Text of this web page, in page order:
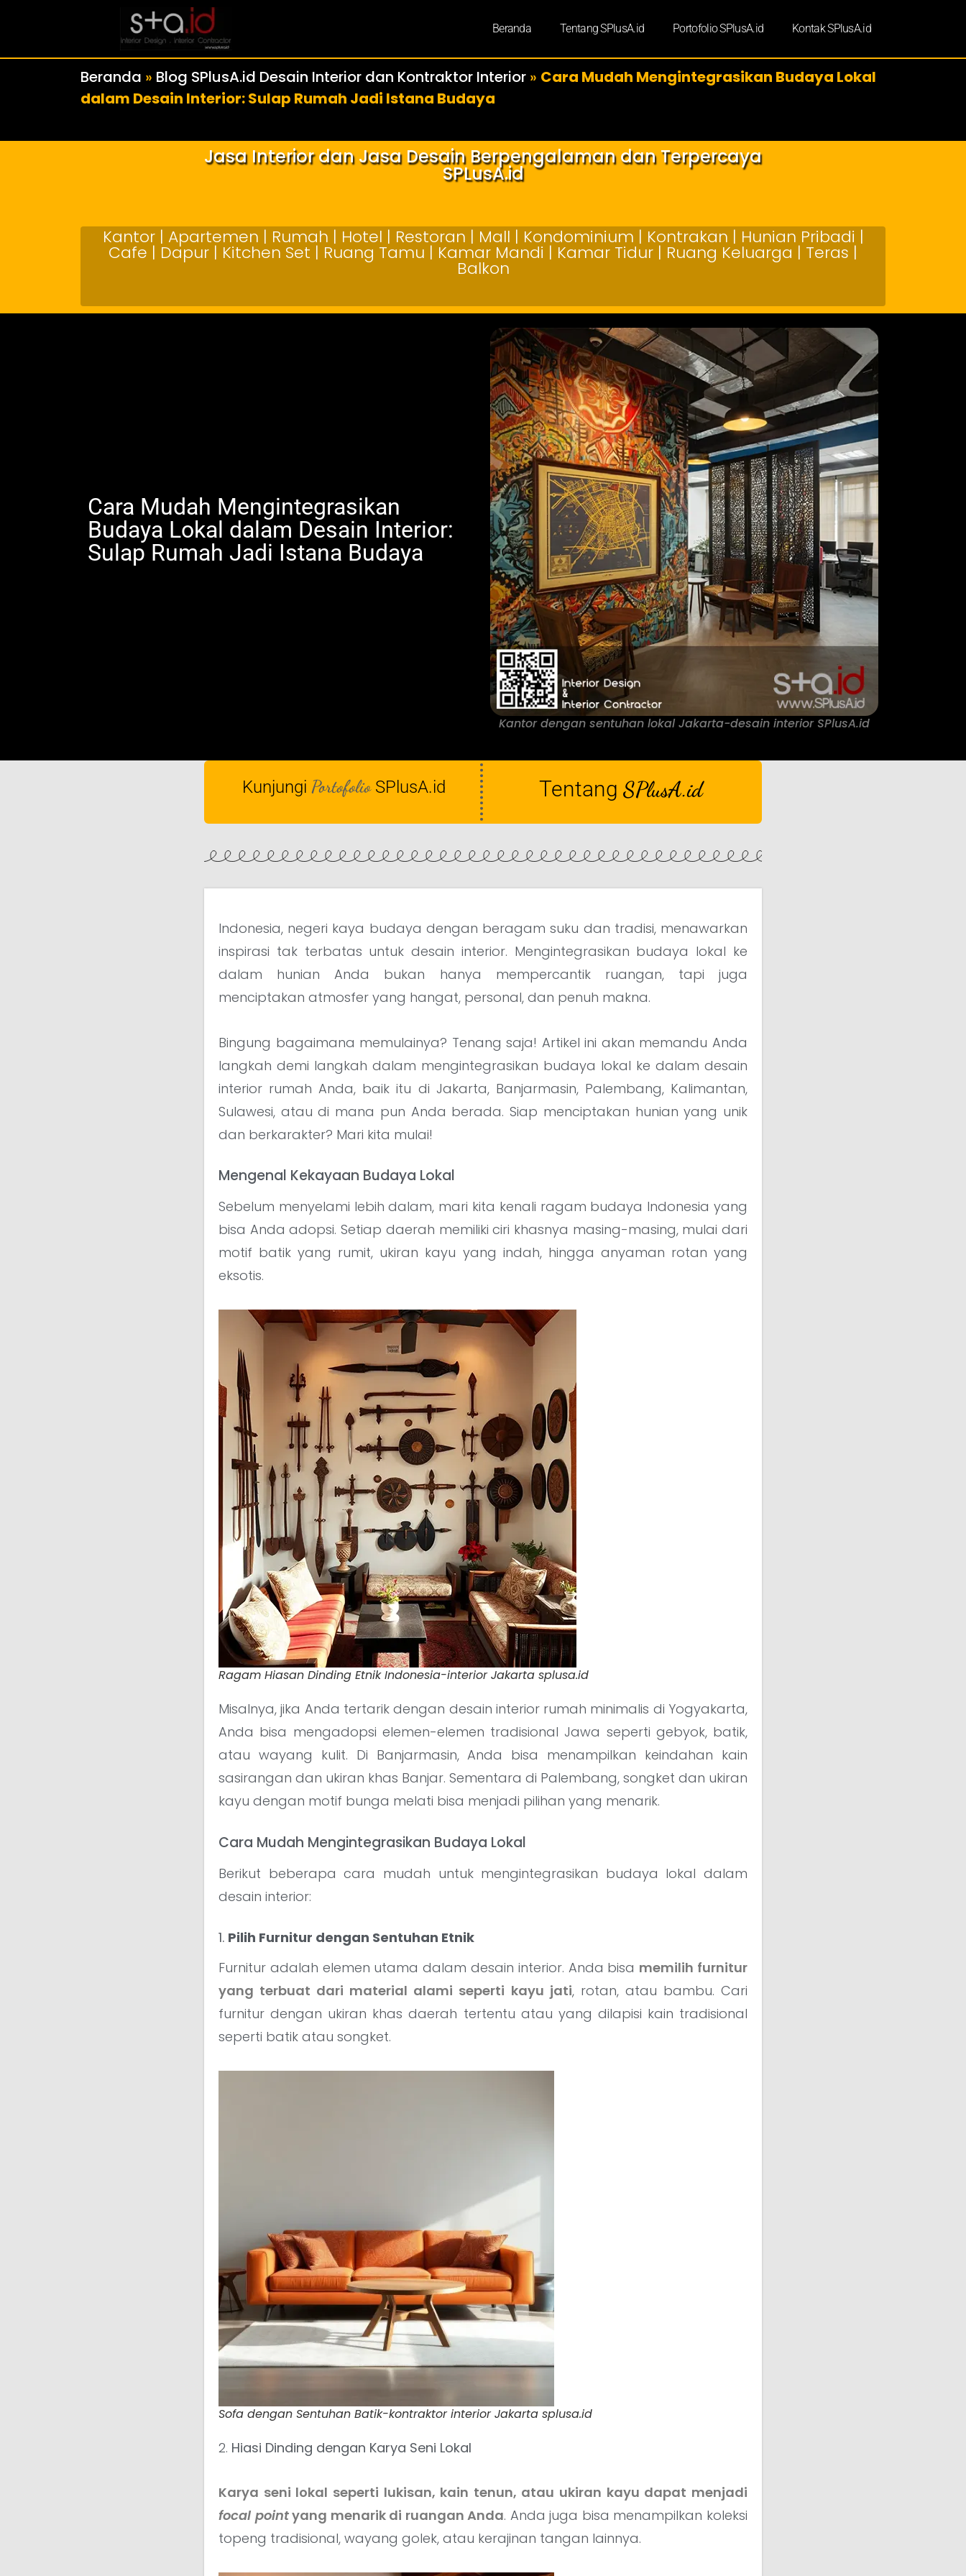
Beranda Tentang SPlusA.id Portofolio SPlusA.id Kontak SPlusA.id
Beranda » Blog SPlusA.id Desain Interior dan Kontraktor Interior » Cara Mudah Mengintegrasikan Budaya Lokal
dalam Desain Interior: Sulap Rumah Jadi Istana Budaya
Jasa Interior dan Jasa Desain Berpengalaman dan Terpercaya
SPLusA.id
Kantor | Apartemen | Rumah | Hotel | Restoran | Mall | Kondominium | Kontrakan | Hunian Pribadi |
Cafe | Dapur | Kitchen Set | Ruang Tamu | Kamar Mandi | Kamar Tidur | Ruang Keluarga | Teras |
Balkon
Cara Mudah Mengintegrasikan
Budaya Lokal dalam Desain Interior:
Sulap Rumah Jadi Istana Budaya
Kantor dengan sentuhan lokal Jakarta-desain interior SPlusA.id
Kunjungi Portofolio SPlusA.id Tentang SPlusA.id
Indonesia, negeri kaya budaya dengan beragam suku dan tradisi, menawarkan
inspirasi tak terbatas untuk desain interior. Mengintegrasikan budaya lokal ke
dalam hunian Anda bukan hanya mempercantik ruangan, tapi juga
menciptakan atmosfer yang hangat, personal, dan penuh makna.
Bingung bagaimana memulainya? Tenang saja! Artikel ini akan memandu Anda
langkah demi langkah dalam mengintegrasikan budaya lokal ke dalam desain
interior rumah Anda, baik itu di Jakarta, Banjarmasin, Palembang, Kalimantan,
Sulawesi, atau di mana pun Anda berada. Siap menciptakan hunian yang unik
dan berkarakter? Mari kita mulai!
Mengenal Kekayaan Budaya Lokal
Sebelum menyelami lebih dalam, mari kita kenali ragam budaya Indonesia yang
bisa Anda adopsi. Setiap daerah memiliki ciri khasnya masing-masing, mulai dari
motif batik yang rumit, ukiran kayu yang indah, hingga anyaman rotan yang
eksotis.
Ragam Hiasan Dinding Etnik Indonesia-interior Jakarta splusa.id
Misalnya, jika Anda tertarik dengan desain interior rumah minimalis di Yogyakarta,
Anda bisa mengadopsi elemen-elemen tradisional Jawa seperti gebyok, batik,
atau wayang kulit. Di Banjarmasin, Anda bisa menampilkan keindahan kain
sasirangan dan ukiran khas Banjar. Sementara di Palembang, songket dan ukiran
kayu dengan motif bunga melati bisa menjadi pilihan yang menarik.
Cara Mudah Mengintegrasikan Budaya Lokal
Berikut beberapa cara mudah untuk mengintegrasikan budaya lokal dalam
desain interior:
1. Pilih Furnitur dengan Sentuhan Etnik
Furnitur adalah elemen utama dalam desain interior. Anda bisa memilih furnitur
yang terbuat dari material alami seperti kayu jati, rotan, atau bambu. Cari
furnitur dengan ukiran khas daerah tertentu atau yang dilapisi kain tradisional
seperti batik atau songket.
Sofa dengan Sentuhan Batik-kontraktor interior Jakarta splusa.id
2. Hiasi Dinding dengan Karya Seni Lokal
Karya seni lokal seperti lukisan, kain tenun, atau ukiran kayu dapat menjadi
focal pointyang menarik di ruangan Anda. Anda juga bisa menampilkan koleksi
topeng tradisional, wayang golek, atau kerajinan tangan lainnya.